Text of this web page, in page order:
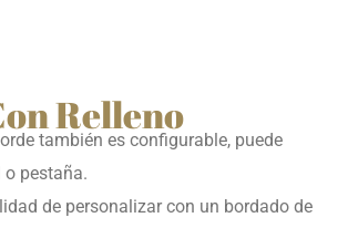
Relleno
también es configurable, puede
pestaña.
de personalizar con un bordado de